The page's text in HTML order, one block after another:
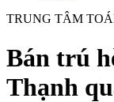
TRUNG TÂM
Bán trú
Thạnh